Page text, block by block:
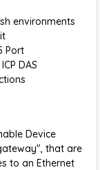
environments
Port
DAS
Device
that are
to an Ethernet